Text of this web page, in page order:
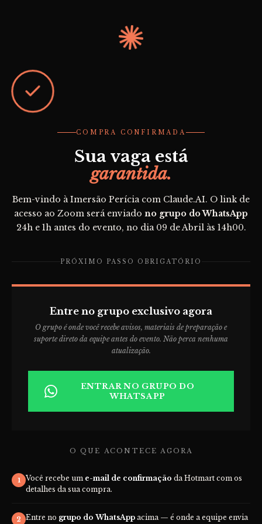
COMPRA CONFIRMADA
Sua vaga está
garantida.
Bem-vindo à Imersão Perícia com Claude.AI. O link de
acesso ao Zoom será enviado no grupo do WhatsApp
24h e 1h antes do evento, no dia 09 de Abril às 14h00.
PRÓXIMO PASSO OBRIGATÓRIO
Entre no grupo exclusivo agora
O grupo é onde você recebe avisos, materiais de preparação e
suporte direto da equipe antes do evento. Não perca nenhuma
atualização.
ENTRAR NO GRUPO DO
WHATSAPP
O QUE ACONTECE AGORA
1 Você recebe um e-mail de confirmação da Hotmart com os
detalhes da sua compra.
2 Entre no grupo do WhatsApp acima — é onde a equipe envia